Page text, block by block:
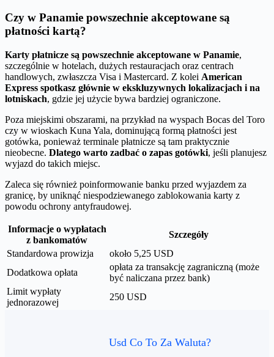
Czy w Panamie powszechnie akceptowane są
płatności kartą?
Karty płatnicze są powszechnie akceptowane w Panamie,
szczególnie w hotelach, dużych restauracjach oraz centrach
handlowych, zwłaszcza Visa i Mastercard. Z kolei American
Express spotkasz głównie w ekskluzywnych lokalizacjach i na
lotniskach, gdzie jej użycie bywa bardziej ograniczone.
Poza miejskimi obszarami, na przykład na wyspach Bocas del Toro
czy w wioskach Kuna Yala, dominującą formą płatności jest
gotówka, ponieważ terminale płatnicze są tam praktycznie
nieobecne. Dlatego warto zadbać o zapas gotówki, jeśli planujesz
wyjazd do takich miejsc.
Zaleca się również poinformowanie banku przed wyjazdem za
granicę, by uniknąć niespodziewanego zablokowania karty z
powodu ochrony antyfraudowej.
Informacje o wypłatach
z bankomatów
Szczegóły
Standardowa prowizja
około 5,25 USD
Dodatkowa opłata
opłata za transakcję zagraniczną (może
być naliczana przez bank)
Limit wypłaty
jednorazowej
250 USD
Usd Co To Za Waluta?